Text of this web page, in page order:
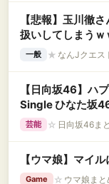
【悲報】玉川徹
扱いしてしまうｗ
一般 ★ なんJクエ
【日向坂46】ハ
Single ひなた坂
芸能 ☆ 日向坂46ま
【ウマ娘】マイ
Game ☆ ウマ娘ま